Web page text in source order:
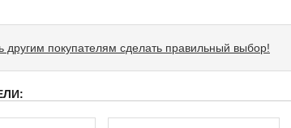
покупателям сделать правильный выбор!